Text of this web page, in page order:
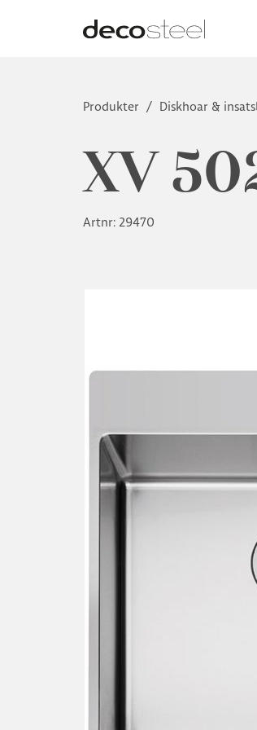
Produkter / Diskhoar &
XV
Artnr: 29470